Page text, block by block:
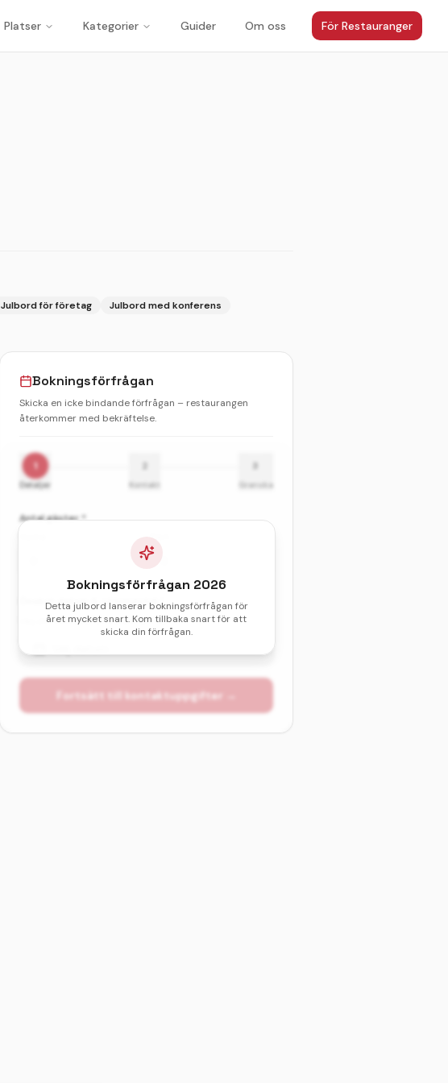
Platser Kategorier Guider Om oss För Restauranger
Julbord för företag
Julbord med konferens
Bokningsförfrågan
Skicka en icke bindande förfrågan – restaurangen
återkommer med bekräftelse.
1
Detaljer Kontakt
3
Granska
Antal gäster *
Barn
Önskat datum & sittningstid *
Välj ditt förstaval av datum och tid.
Fortsätt till kontaktuppgifter →
Bokningsförfrågan 2026
Detta julbord lanserar bokningsförfrågan för
året mycket snart. Kom tillbaka snart för att
skicka din förfrågan.